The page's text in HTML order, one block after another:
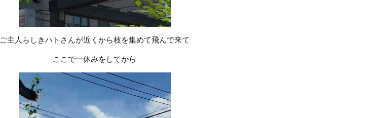
ご主人らしきハトさんが近くから枝を集めて飛んで来て
ここで一休みをしてから